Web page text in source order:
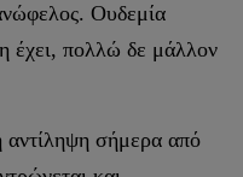
Ουδεμία
έχει, πολλώ δε μάλλον
αντίληψη σήμερα από